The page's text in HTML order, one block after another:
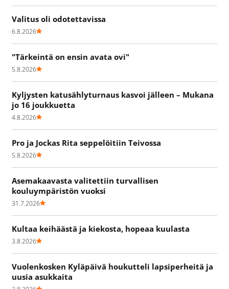
Valitus oli odotettavissa
6.8.2026
"Tärkeintä on ensin avata ovi"
5.8.2026
Kyljysten katusählyturnaus kasvoi jälleen – Mukana
jo 16 joukkuetta
4.8.2026
Pro ja Jockas Rita seppelöitiin Teivossa
5.8.2026
Asemakaavasta valitettiin turvallisen
kouluympäristön vuoksi
31.7.2026
Kultaa keihäästä ja kiekosta, hopeaa kuulasta
3.8.2026
Vuolenkosken Kyläpäivä houkutteli lapsiperheitä ja
uusia asukkaita